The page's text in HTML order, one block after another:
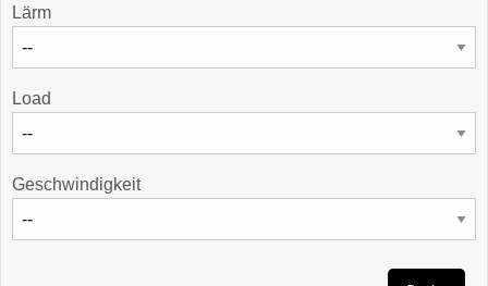
Lärm
Load
Geschwindigkeit